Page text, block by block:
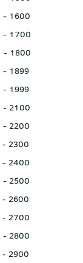
- 1600
- 1700
- 1800
- 1899
- 1999
- 2100
- 2200
- 2300
- 2400
- 2500
- 2600
- 2700
- 2800
- 2900